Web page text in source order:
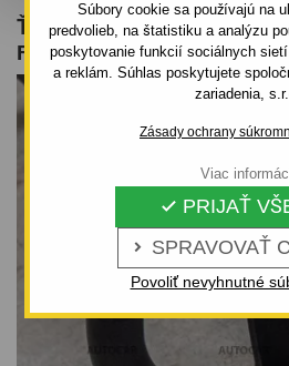
Súbory cookie sa používajú na
predvolieb, na štatistiku a analýzu
poskytovanie funkcií sociálnych
a reklám. Súhlas poskytujete
zariadenia,
Zásady ochrany
 SPRAVOVAŤ
 PRIJAŤ
Povoliť nevyhnutné
Viac
ŤAŽNÉ ZARIADENIE PRE
FE - SUV - SKRUTKOVÝ